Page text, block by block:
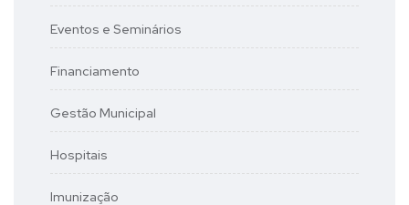
Eventos e Seminários
Financiamento
Gestão Municipal
Hospitais
Imunização